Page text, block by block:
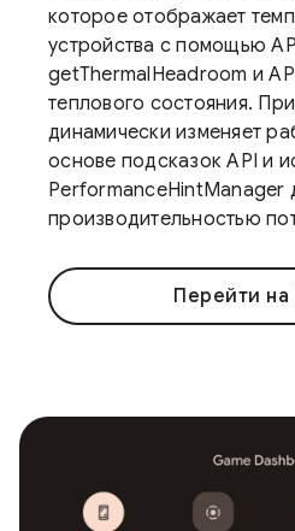
которое отображает
устройства с помощью
getThermalHeadroom и
теплового состояния.
динамически изменяет
основе подсказок API и
PerformanceHintManager
производительностью
Перейти на